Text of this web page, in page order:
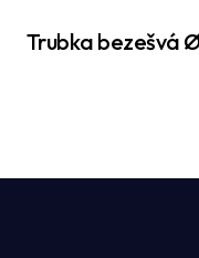
Trubka bezešvá